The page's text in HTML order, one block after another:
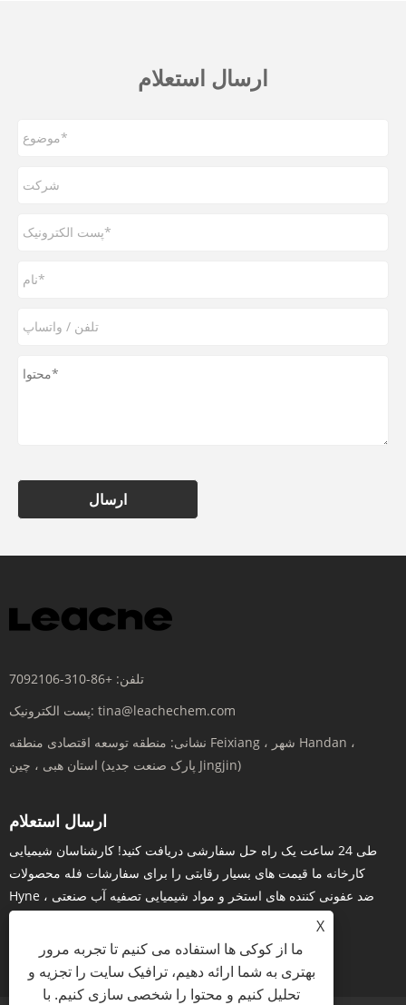
ارسال استعلام
ارسال
تلفن: +86-310-7092106
پست الکترونیک: tina@leachechem.com
نشانی: منطقه توسعه اقتصادی منطقه Feixiang ، شهر Handan ،
استان هبی ، چین (پارک صنعت جدید Jingjin)
ارسال استعلام
طی 24 ساعت یک راه حل سفارشی دریافت کنید! کارشناسان شیمیایی
کارخانه ما قیمت های بسیار رقابتی را برای سفارشات فله محصولات
Hyne ، ضد عفونی کننده های استخر و مواد شیمیایی تصفیه آب صنعتی
پرس و جو در حال حاضر
X
ما از کوکی ها استفاده می کنیم تا تجربه مرور
بهتری به شما ارائه دهیم، ترافیک سایت را تجزیه و
تحلیل کنیم و محتوا را شخصی سازی کنیم. با